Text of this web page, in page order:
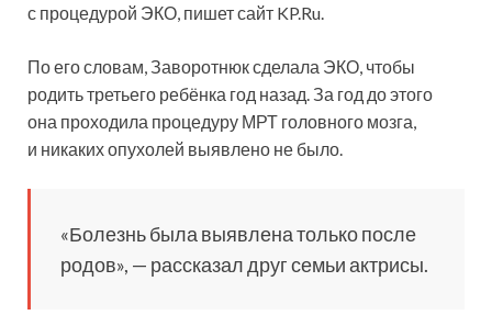
с процедурой ЭКО, пишет сайт KP.Ru.
По его словам, Заворотнюк сделала ЭКО, чтобы
родить третьего ребёнка год назад. За год до этого
она проходила процедуру МРТ головного мозга,
и никаких опухолей выявлено не было.
«Болезнь была выявлена только после
родов», — рассказал друг семьи актрисы.